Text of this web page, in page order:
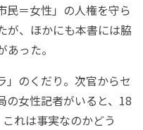
民＝女性」の人権を守ら
が、ほかにも本書には脇
った。
のくだり。次官からセ
の女性記者がいると、18
れは事実なのかどう